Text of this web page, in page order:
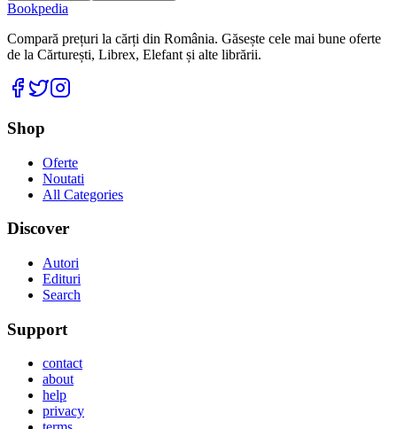
Bookpedia
Compară prețuri la cărți din România. Găsește cele mai bune oferte
de la Cărturești, Librex, Elefant și alte librării.
Facebook
Twitter
Shop
Oferte
Noutati
All Categories
Discover
Autori
Edituri
Search
Support
contact
about
help
privacy